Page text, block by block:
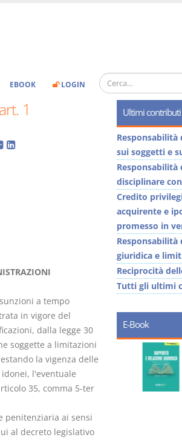
EBOOK LOGIN
1
a tempo
in vigore del
dalla legge 30
soggette a limitazioni
la vigenza delle
l'eventuale
35, comma 5-ter
penitenziaria ai sensi
al decreto legislativo
Ultimi contributi
sui soggetti e
disciplinare
Credito
acquirente e
promesso in
giuridica e
Reciprocità
Tutti gli ultimi
E-Book
Prescrizione e
decadenza
D. Minussi
Versione ebook€